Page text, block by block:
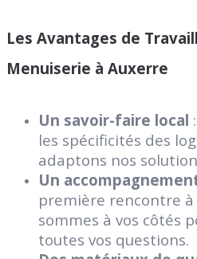
Les Avantages de
Menuiserie à Auxerre
Un savoir-faire local
les spécificités des
adaptons nos
Un
première rencontre à
sommes à vos côtés
toutes vos questions.